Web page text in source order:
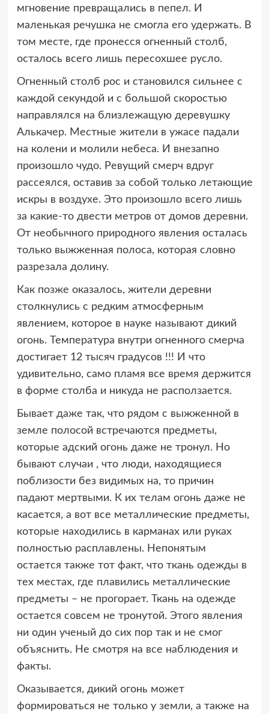
мгновение превращались в пепел. И
маленькая речушка не смогла его удержать. В
том месте, где пронесся огненный столб,
осталось всего лишь пересохшее русло.
Огненный столб рос и становился сильнее с
каждой секундой и с большой скоростью
направлялся на близлежащую деревушку
Алькачер. Местные жители в ужасе падали
на колени и молили небеса. И внезапно
произошло чудо. Ревущий смерч вдруг
рассеялся, оставив за собой только летающие
искры в воздухе. Это произошло всего лишь
за какие-то двести метров от домов деревни.
От необычного природного явления осталась
только выжженная полоса, которая словно
разрезала долину.
Как позже оказалось, жители деревни
столкнулись с редким атмосферным
явлением, которое в науке называют дикий
огонь. Температура внутри огненного смерча
достигает 12 тысяч градусов !!! И что
удивительно, само пламя все время держится
в форме столба и никуда не расползается.
Бывает даже так, что рядом с выжженной в
земле полосой встречаются предметы,
которые адский огонь даже не тронул. Но
бывают случаи , что люди, находящиеся
поблизости без видимых на, то причин
падают мертвыми. К их телам огонь даже не
касается, а вот все металлические предметы,
которые находились в карманах или руках
полностью расплавлены. Непонятым
остается также тот факт, что ткань одежды в
тех местах, где плавились металлические
предметы – не прогорает. Ткань на одежде
остается совсем не тронутой. Этого явления
ни один ученый до сих пор так и не смог
объяснить. Не смотря на все наблюдения и
факты.
Оказывается, дикий огонь может
формироваться не только у земли, а также на